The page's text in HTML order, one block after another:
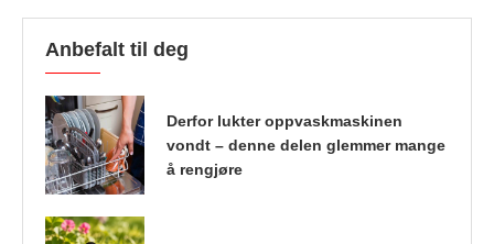
Anbefalt til deg
Derfor lukter oppvaskmaskinen
vondt – denne delen glemmer mange
å rengjøre